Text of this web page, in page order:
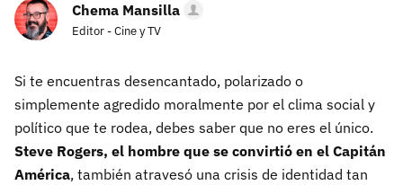
Chema Mansilla
Editor - Cine y TV
Si te encuentras desencantado, polarizado o
simplemente agredido moralmente por el clima social y
político que te rodea, debes saber que no eres el único.
Steve Rogers, el hombre que se convirtió en el Capitán
América, también atravesó una crisis de identidad tan